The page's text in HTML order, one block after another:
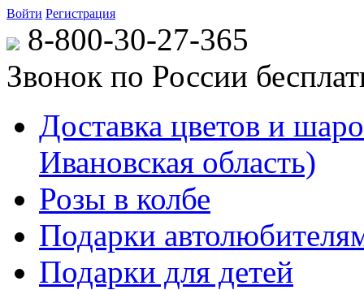
Войти Регистрация
8-800-30-27-365
Звонок по России
Доставка цветов и
Ивановская область)
Розы в колбе
Подарки
Подарки для детей